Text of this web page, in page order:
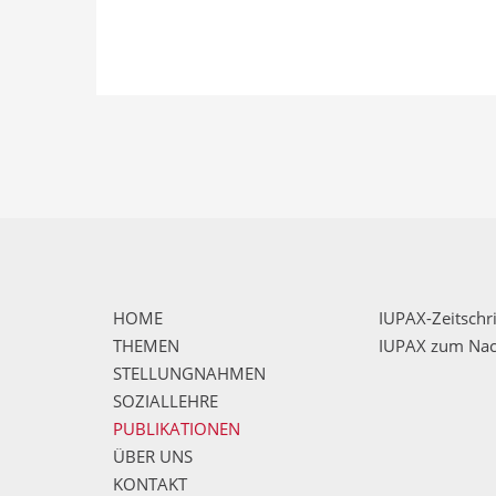
HOME
THEMEN
STELLUNGNAHMEN
SOZIALLEHRE
PUBLIKATIONEN
IUPAX-
IUPAX zum
ÜBER UNS
KONTAKT